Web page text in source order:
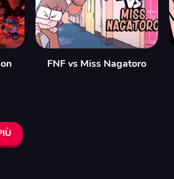
FNF vs Miss Nagatoro